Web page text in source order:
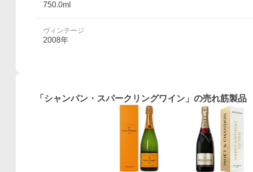
750.0ml
ヴィンテージ
2008年
「 シャンパン・スパークリングワイン 」の売れ筋製品